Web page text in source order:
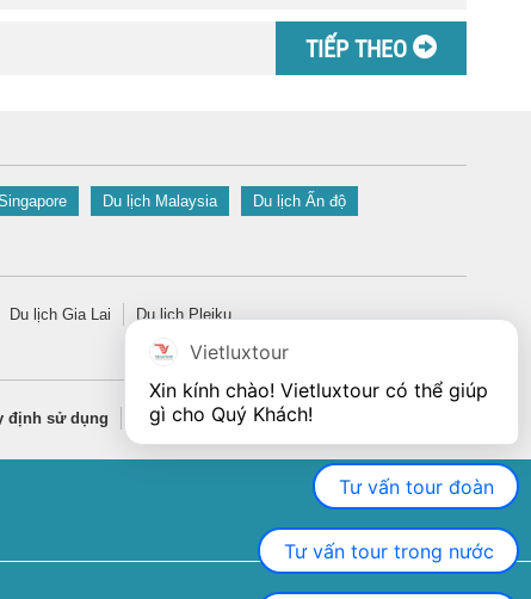
TIẾP THEO
Du lịch Malaysia Du lịch Ấn độ
Du lịch Gia Lai Du lịch Pleiku
định sử dụng Quy định bảo mật thông tin
Vietluxtour
Xin kính chào! Vietluxtour có thể giúp
gì cho Quý Khách!
Tư vấn tour đoàn
Tư vấn tour trong nước